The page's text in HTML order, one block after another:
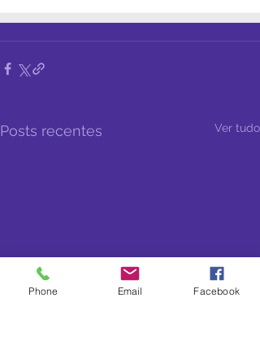
Posts recentes Ver tudo
Phone Email Facebook